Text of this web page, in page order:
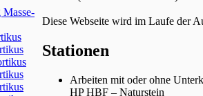
Masse-
Diese Webseite wird im Laufe der
Stationen
Arbeiten mit oder ohne
HP HBF – Naturstein